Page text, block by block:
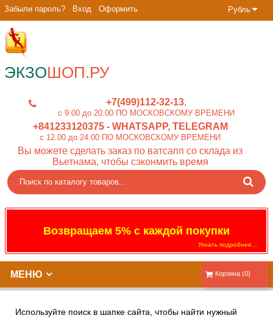
Рубль
Забыли пароль? Вход Оформить
ЭКЗОШОП.РУ
+7(499)112-32-13
c 9.00 до 20.00 ПО МОСКОВСКОМУ ВРЕМЕНИ
+841233120375- WHATSAPP, TELEGRAM
c 12.00 до 24.00 ПО МОСКОВСКОМУ ВРЕМЕНИ
Вы можете сделать заказ по ватсапп со склада из
Вьетнама, чтобы сэконмить время
Возвращаем 5% с каждой покупки
Узнать подробнее...
Корзина (0)
МЕНЮ
Используйте поиск в шапке сайта, чтобы найти нужный